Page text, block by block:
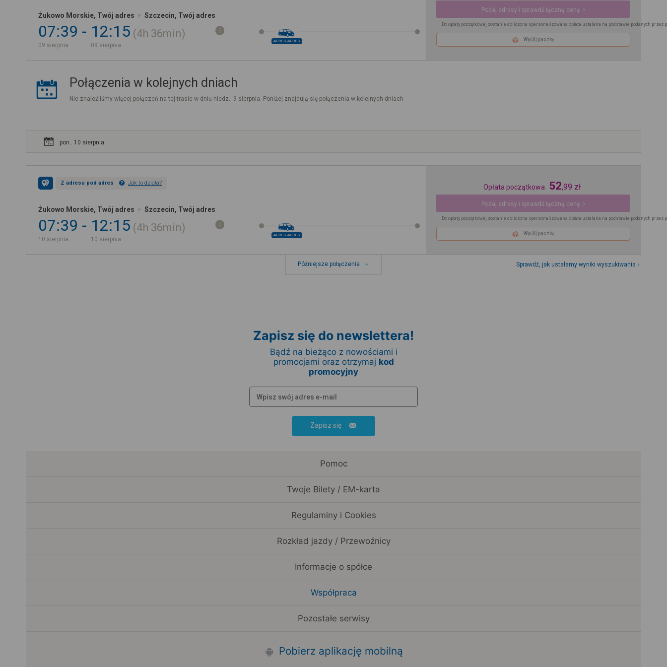
Żukowo Morskie, Twój adres Szczecin, Twój adres
07:39
09 sierpnia
12:15
09 sierpnia
4h 36min
ADRES-ADRES
Podaj adresy i sprawdź łączną cenę
Do opłaty początkowej zostanie doliczona spersonalizowana opłata ustalana na podstawie podanych przez
Wyślij paczkę
Połączenia w kolejnych dniach
Nie znaleźliśmy więcej połączeń na tej trasie w dniu niedz.. 9 sierpnia. Poniżej znajdują się połączenia w kolejnych dniach
pon.. 10 sierpnia
Z adresu pod adres Jak to działa?
Żukowo Morskie, Twój adres Szczecin, Twój adres
07:39
10 sierpnia
12:15
10 sierpnia
4h 36min
ADRES-ADRES
Opłata początkowa 52,99 zł
Podaj adresy i sprawdź łączną cenę
Do opłaty początkowej zostanie doliczona spersonalizowana opłata ustalana na podstawie podanych przez
Wyślij paczkę
Późniejsze połączenia Sprawdź, jak ustalamy wyniki wyszukiwania
Zapisz się do newslettera!
Bądź na bieżąco z nowościami i
promocjami oraz otrzymaj kod
promocyjny
Zapisz się
Pomoc
Twoje Bilety / EM-karta
Regulaminy i Cookies
Rozkład jazdy / Przewoźnicy
Informacje o spółce
Współpraca
Pozostałe serwisy
Pobierz aplikację mobilną